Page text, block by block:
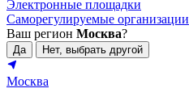
Электронные площадки
Саморегулируемые организации
Ваш регион Москва?
Да Нет, выбрать другой
Москва